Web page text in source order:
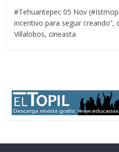
#Tehuantepec 05 Nov
incentivo para seguir creando”,
Villalobos, cineasta